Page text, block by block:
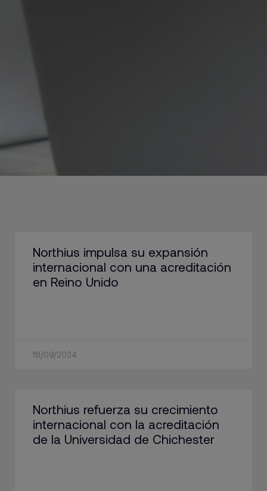
Northius impulsa su expansión
internacional con una acreditación
en Reino Unido
18/09/2024
Northius refuerza su crecimiento
internacional con la acreditación
de la Universidad de Chichester